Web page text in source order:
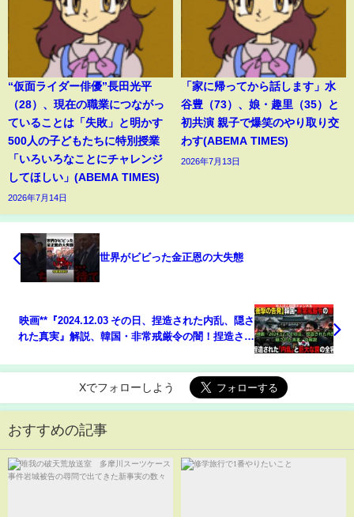
“仮面ライダー俳優”長田光平
（28）、現在の職業につながっ
ていることは「失敗」と明かす
500人の子どもたちに特別授業
「いろいろなことにチャレンジ
してほしい」(ABEMA TIMES)
2026年7月14日
「家に帰ってから話します」水
谷豊（73）、娘・趣里（35）と
初共演 親子で爆笑のやり取り交
わす(ABEMA TIMES)
2026年7月13日
世界がビビった金正恩の大失態
映画**『2024.12.03 その日、捏造された内乱、隠さ
れた真実』解説、韓国・非常戒厳令の闇！捏造され
Xでフォローしよう
おすすめの記事